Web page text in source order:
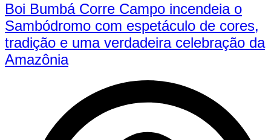
Boi Bumbá Corre Campo incendeia o
Sambódromo com espetáculo de cores,
tradição e uma verdadeira celebração da
Amazônia